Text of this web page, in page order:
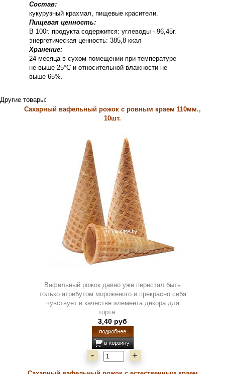
Состав:
кукурузный крахмал, пищевые красители.
Пищевая ценность:
В 100г. продукта содержится: углеводы - 96,45г.
энергетическая ценность: 385,8 ккал
Хранение:
24 месяца в сухом помещении при температуре
не выше 25°С и относительной влажности не
выше 65%.
Другие товары:
Сахарный вафельный рожок с ровным краем 110мм.,
10шт.
Вафельный рожок давно уже перестал быть
только атрибутом мороженого и прекрасно себя
чувствует в качестве элемента декора для
торта......
3,40 руб
- +